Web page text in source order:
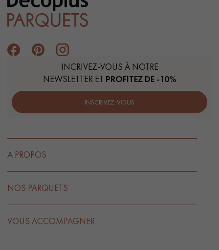
INCRIVEZ-VOUS À NOTRE
NEWSLETTER ET PROFITEZ DE -10%
INSCRIVEZ-VOUS
A PROPOS
NOS PARQUETS
VOUS ACCOMPAGNER